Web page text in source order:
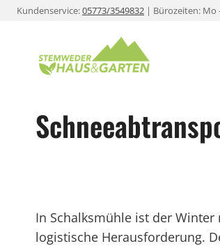
ZumKundenservice:05773/3549832 | Bürozeiten: Mo
In Schalksmühle ist der
logistische Herausforderung.